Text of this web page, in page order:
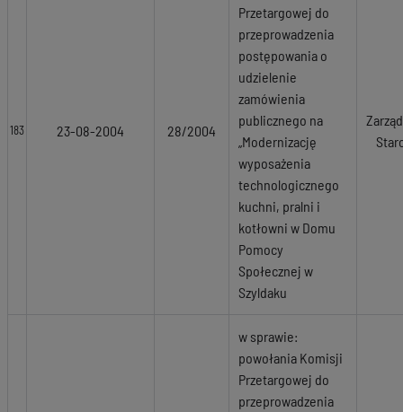
183 23-08-2004 28/2004
Przetargowej do
przeprowadzenia
postępowania o
udzielenie
zamówienia
publicznego na
„Modernizację
wyposażenia
technologicznego
kuchni, pralni i
kotłowni w Domu
Pomocy
Społecznej w
Szyldaku
w sprawie:
powołania Komisji
Przetargowej do
przeprowadzenia